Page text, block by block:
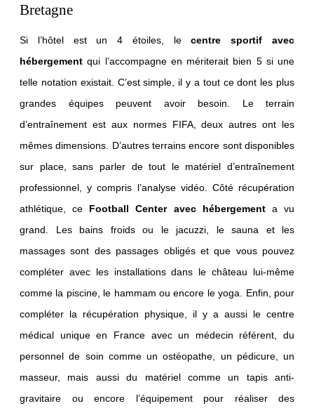
Bretagne
Si l’hôtel est un 4 étoiles, lecentre sportif avec
hébergement qui l’accompagne en mériterait bien 5 si une
telle notation existait. C’est simple, il y a tout ce dont les plus
grandes équipes peuvent avoir besoin. Le terrain
d’entraînement est aux normes FIFA, deux autres ont les
mêmes dimensions. D’autres terrains encore sont disponibles
sur place, sans parler de tout le matériel d’entraînement
professionnel, y compris l’analyse vidéo. Côté récupération
athlétique, ce Football Center avec hébergementa vu
grand. Les bains froids ou le jacuzzi, le sauna et les
massages sont des passages obligés et que vous pouvez
compléter avec les installations dans le château lui-même
comme la piscine, le hammam ou encore le yoga. Enfin, pour
compléter la récupération physique, il y a aussi le centre
médical unique en France avec un médecin référent, du
personnel de soin comme un ostéopathe, un pédicure, un
masseur, mais aussi du matériel comme un tapis anti-
gravitaire ou encore l’équipement pour réaliser des
GOLF
FOOTBALL CENTER
SÉMINAIRES
CONTACT
Le Bois-Guy
+33 2 99 97 34 60
info@bois-guy.fr